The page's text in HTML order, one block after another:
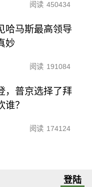
阅读 450434
哈马斯最高领导
妙
阅读 191084
，普京选择了拜
？
阅读 174124
登陆